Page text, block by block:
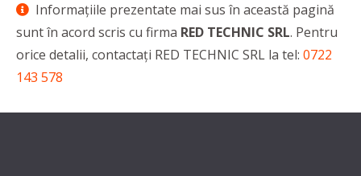
Informaţiile prezentate mai sus în această pagină
sunt în acord scris cu firma RED TECHNIC SRL. Pentru
orice detalii, contactaţi RED TECHNIC SRL la tel: 0722
143 578